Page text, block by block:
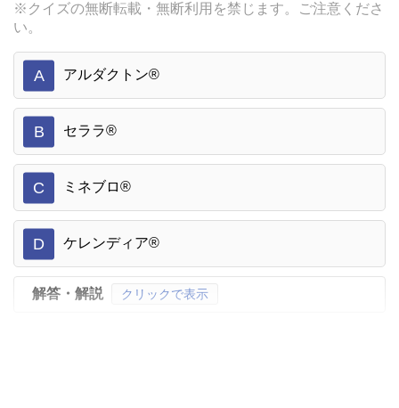
※クイズの無断転載・無断利用を禁じます。ご注意くださ
い。
A アルダクトン®
B セララ®
C ミネブロ®
D ケレンディア®
解答・解説 クリックで表示